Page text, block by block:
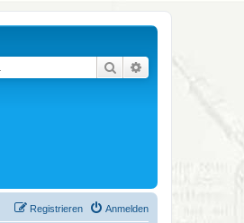
Suche Erweiterte Suche
Anmelden
Registrieren